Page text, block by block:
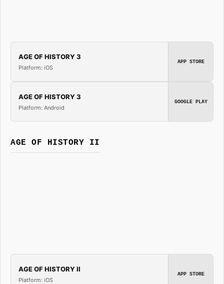
AGE OF HISTORY 3
Platform: iOS
APP STORE
AGE OF HISTORY 3
Platform: Android
GOOGLE PLAY
AGE OF HISTORY II
AGE OF HISTORY II
Platform: iOS
APP STORE